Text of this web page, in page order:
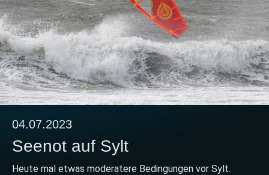
04.07.2023
Seenot auf Sylt
Heute mal etwas moderatere Bedingungen vor Sylt.